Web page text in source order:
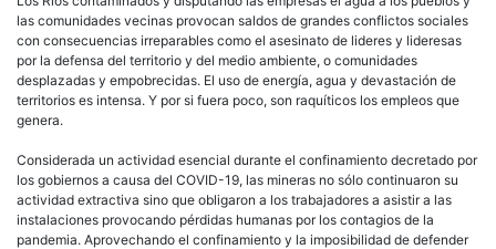
las comunidades vecinas provocan saldos de grandes conflictos sociales
con consecuencias irreparables como el asesinato de lideres y lideresas
por la defensa del territorio y del medio ambiente, o comunidades
desplazadas y empobrecidas. El uso de energía, agua y devastación de
territorios es intensa. Y por si fuera poco, son raquíticos los empleos que
genera.
Considerada un actividad esencial durante el confinamiento decretado por
los gobiernos a causa del COVID-19, las mineras no sólo continuaron su
actividad extractiva sino que obligaron a los trabajadores a asistir a las
instalaciones provocando pérdidas humanas por los contagios de la
pandemia. Aprovechando el confinamiento y la imposibilidad de defender